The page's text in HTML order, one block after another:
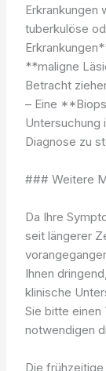
tuberkulöse
**maligne
Betracht
– Eine
Untersuchung
Diagnose zu
### Weitere
Da Ihre
seit längerer
Ihnen
klinische
Sie bitte einen
notwendigen
Die frühzeitige